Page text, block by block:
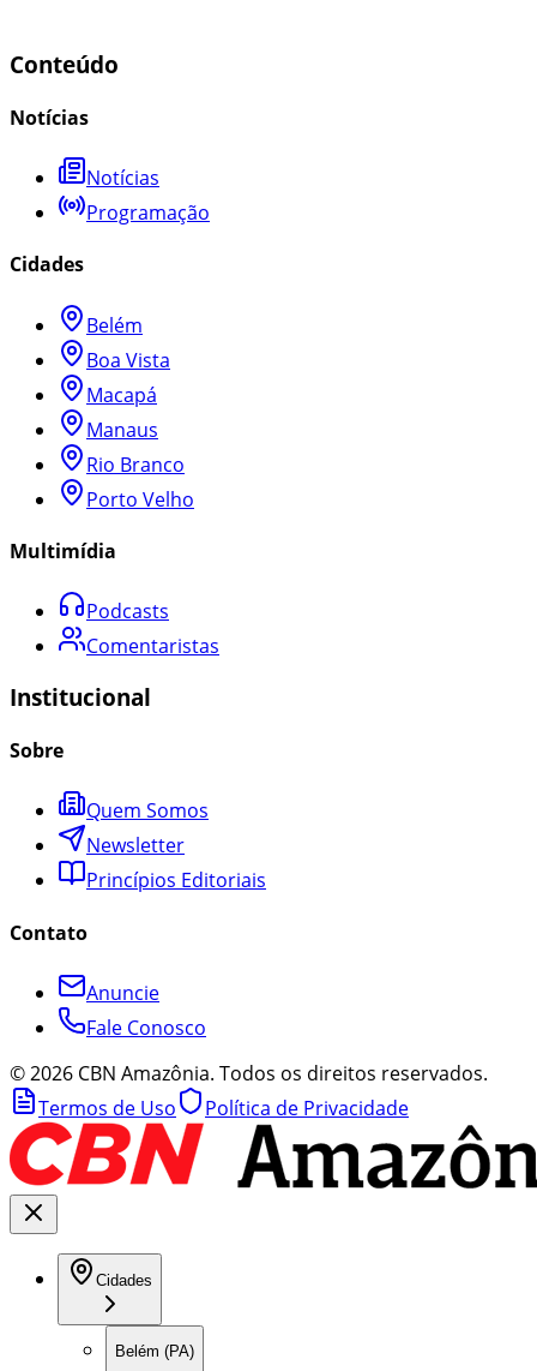
Conteúdo
Notícias
Notícias
Programação
Cidades
Belém
Boa Vista
Macapá
Manaus
Rio Branco
Porto Velho
Multimídia
Podcasts
Comentaristas
Institucional
Sobre
Quem Somos
Newsletter
Princípios Editoriais
Contato
Anuncie
Fale Conosco
©2026 CBN Amazônia. Todos os direitos reservados.
Termos de Uso
Política de Privacidade
Cidades
Belém (PA)